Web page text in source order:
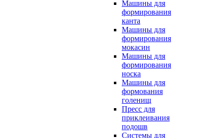
Машины для
формирования
канта
Машины для
формирования
мокасин
Машины для
формирования
носка
Машины для
формования
голенищ
Пресс для
приклеивания
подошв
Системы для